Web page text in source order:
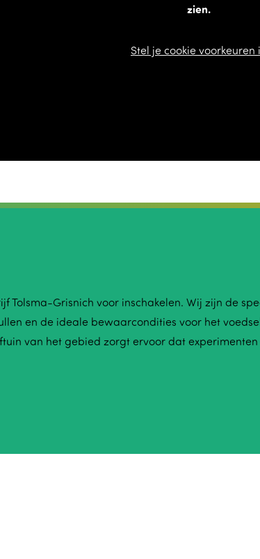
zien.
Stel je cookie voorkeuren
Tolsma-Grisnich voor inschakelen. Wij zijn de
en de ideale bewaarcondities voor het
van het gebied zorgt ervoor dat